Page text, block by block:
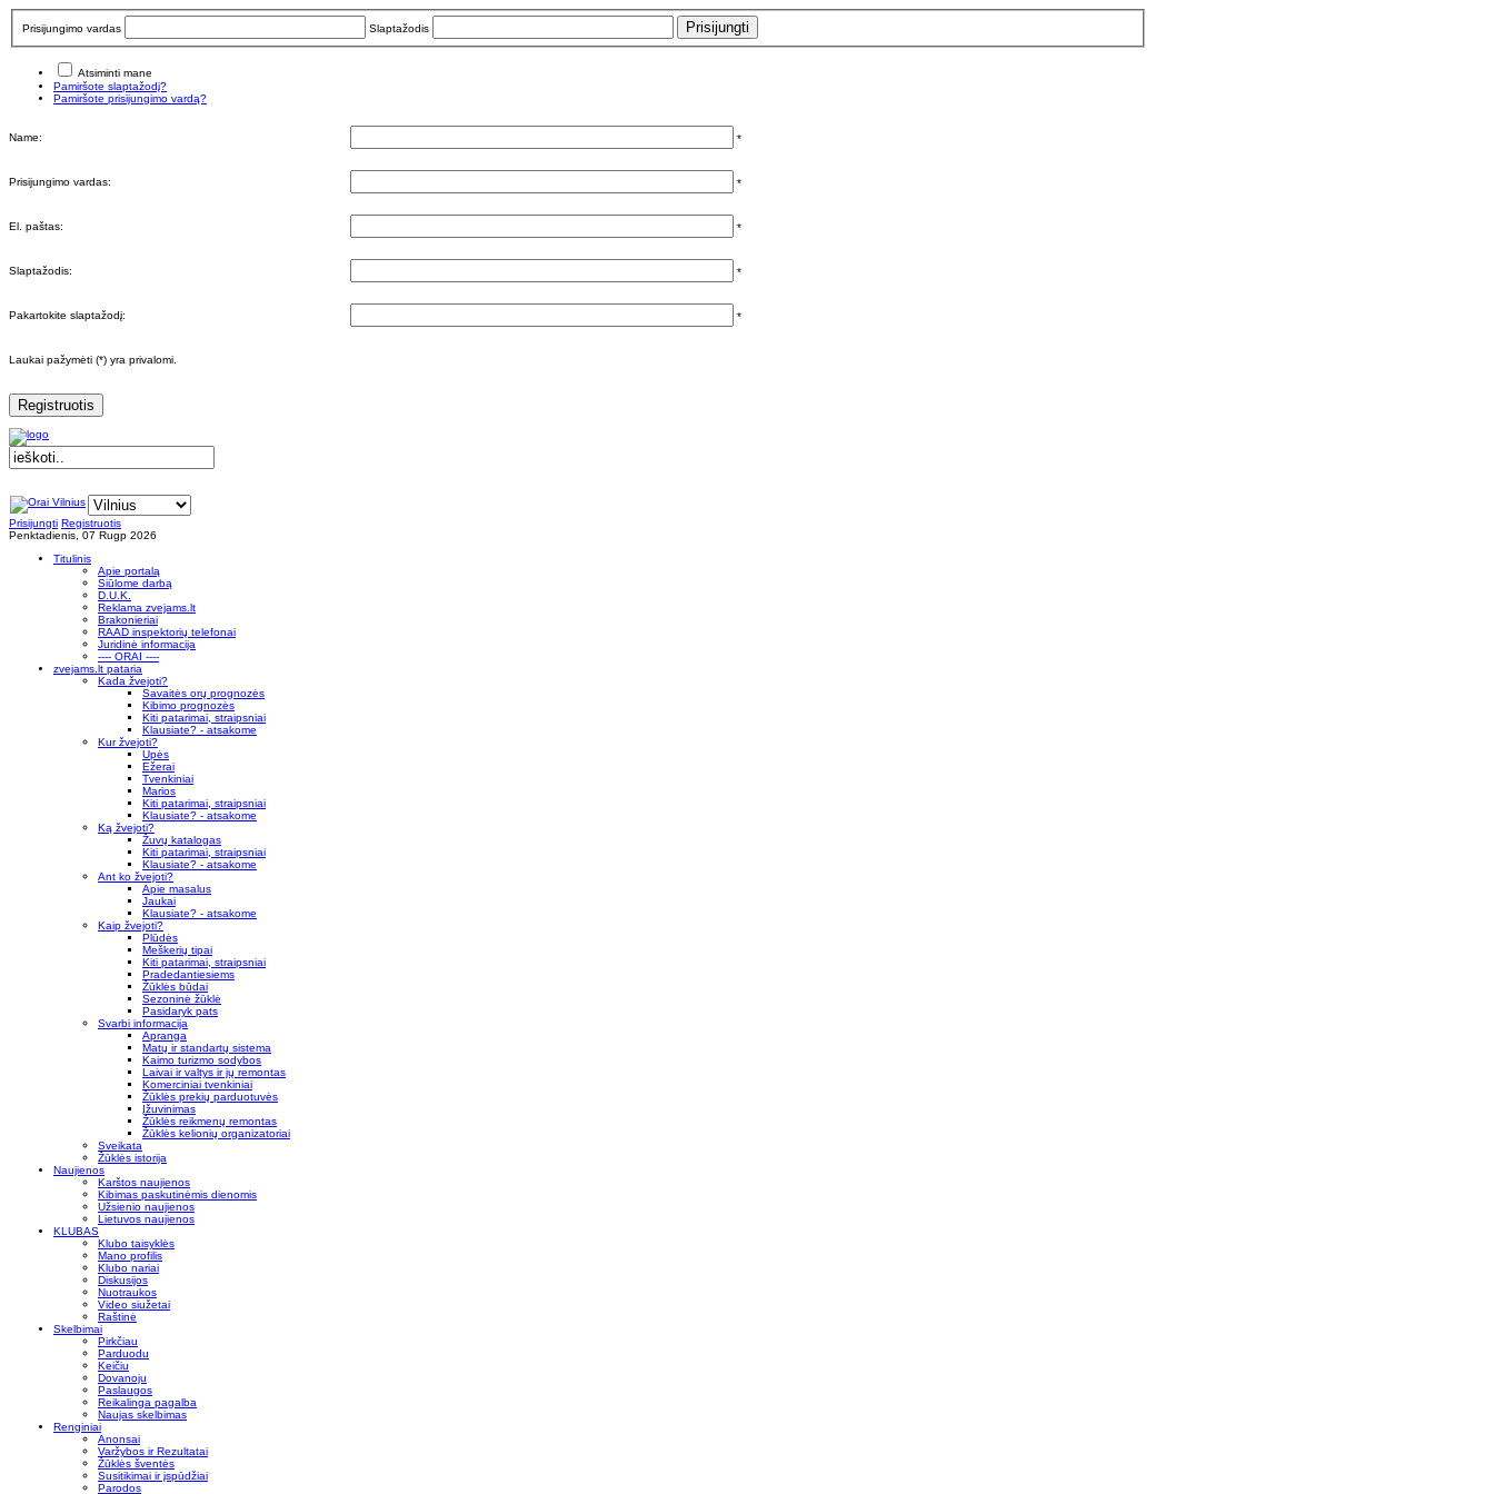
Prisijungimo vardas Slaptažodis
Atsiminti mane
Pamiršote slaptažodį?
Pamiršote prisijungimo vardą?
Name: *
Prisijungimo vardas: *
El. paštas: *
Slaptažodis: *
Pakartokite slaptažodį: *
Laukai pažymėti (*) yra privalomi.
Registruotis
Prisijungti Registruotis
Penktadienis, 07 Rugp 2026
Titulinis
Apie portalą
Siūlome darbą
D.U.K.
Reklama zvejams.lt
Brakonieriai
RAAD inspektorių telefonai
Juridinė informacija
---- ORAI ----
zvejams.lt pataria
Kada žvejoti?
Savaitės orų prognozės
Kibimo prognozės
Kiti patarimai, straipsniai
Klausiate? - atsakome
Kur žvejoti?
Upės
Ežerai
Tvenkiniai
Marios
Kiti patarimai, straipsniai
Klausiate? - atsakome
Ką žvejoti?
Žuvų katalogas
Kiti patarimai, straipsniai
Klausiate? - atsakome
Ant ko žvejoti?
Apie masalus
Jaukai
Klausiate? - atsakome
Kaip žvejoti?
Plūdės
Meškerių tipai
Kiti patarimai, straipsniai
Pradedantiesiems
Žūklės būdai
Sezoninė žūklė
Pasidaryk pats
Svarbi informacija
Apranga
Matų ir standartų sistema
Kaimo turizmo sodybos
Laivai ir valtys ir jų remontas
Komerciniai tvenkiniai
Žūklės prekių parduotuvės
Įžuvinimas
Žūklės reikmenų remontas
Žūklės kelionių organizatoriai
Sveikata
Žūklės istorija
Naujienos
Karštos naujienos
Kibimas paskutinėmis dienomis
Užsienio naujienos
Lietuvos naujienos
KLUBAS
Klubo taisyklės
Mano profilis
Klubo nariai
Diskusijos
Nuotraukos
Video siužetai
Raštinė
Skelbimai
Pirkčiau
Parduodu
Keičiu
Dovanoju
Paslaugos
Reikalinga pagalba
Naujas skelbimas
Renginiai
Anonsai
Varžybos ir Rezultatai
Žūklės šventės
Susitikimai ir įspūdžiai
Parodos